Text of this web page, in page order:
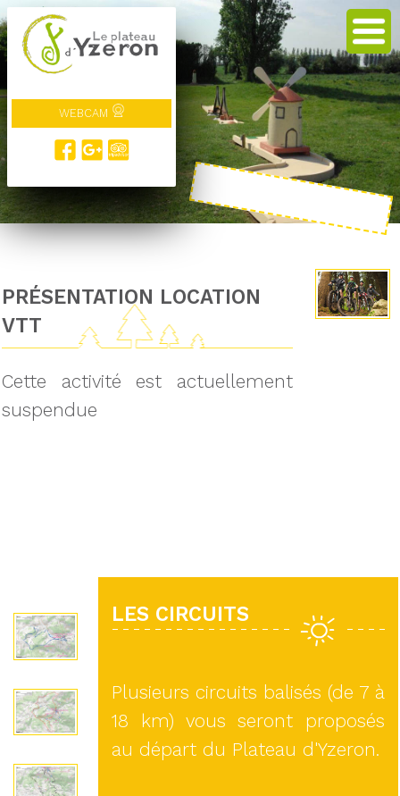
WEBCAM
PRÉSENTATION LOCATION
VTT
Cette activité est actuellement
suspendue
LES CIRCUITS
Plusieurs circuits balisés (de 7 à
18 km) vous seront proposés
au départ du Plateau d'Yzeron.